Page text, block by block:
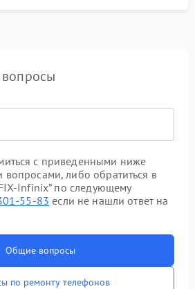
вопросы
с приведенными ниже
вопросами, либо обратиться в
Infinix” по следующему
55-83 если не нашли ответ на
Общие вопросы
по ремонту телефонов